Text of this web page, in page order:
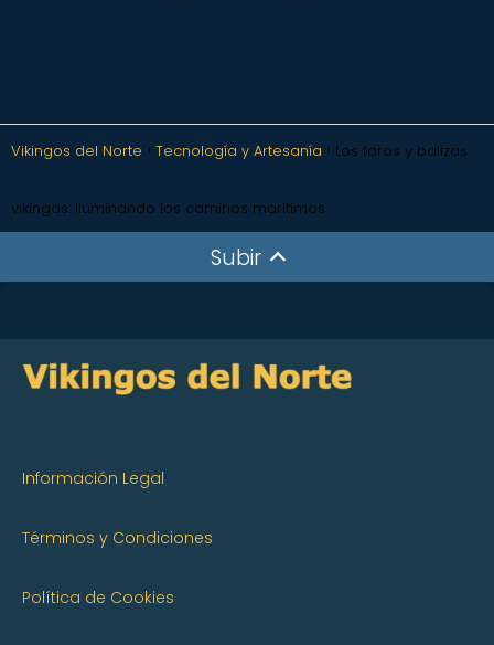
Vikingos del Norte Tecnología y Artesanía Los faros y balizas
vikingas: Iluminando los caminos marítimos
Subir
Información Legal
Términos y Condiciones
Política de Cookies